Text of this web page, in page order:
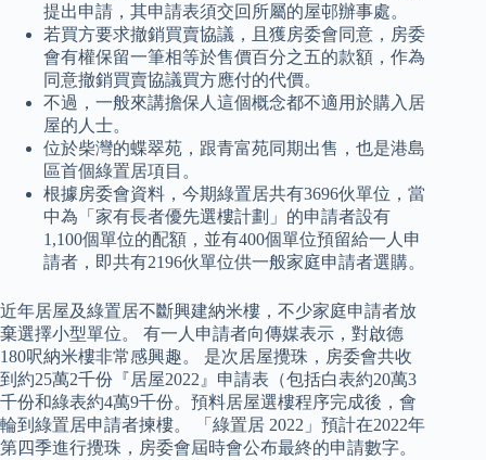
提出申請，其申請表須交回所屬的屋邨辦事處。
若買方要求撤銷買賣協議，且獲房委會同意，房委
會有權保留一筆相等於售價百分之五的款額，作為
同意撤銷買賣協議買方應付的代價。
不過，一般來講擔保人這個概念都不適用於購入居
屋的人士。
位於柴灣的蝶翠苑，跟青富苑同期出售，也是港島
區首個綠置居項目。
根據房委會資料，今期綠置居共有3696伙單位，當
中為「家有長者優先選樓計劃」的申請者設有
1,100個單位的配額，並有400個單位預留給一人申
請者，即共有2196伙單位供一般家庭申請者選購。
近年居屋及綠置居不斷興建納米樓，不少家庭申請者放
棄選擇小型單位。 有一人申請者向傳媒表示，對啟德
180呎納米樓非常感興趣。 是次居屋攪珠，房委會共收
到約25萬2千份『居屋2022』申請表（包括白表約20萬3
千份和綠表約4萬9千份。預料居屋選樓程序完成後，會
輪到綠置居申請者揀樓。 「綠置居 2022」預計在2022年
第四季進行攪珠，房委會屆時會公布最終的申請數字。